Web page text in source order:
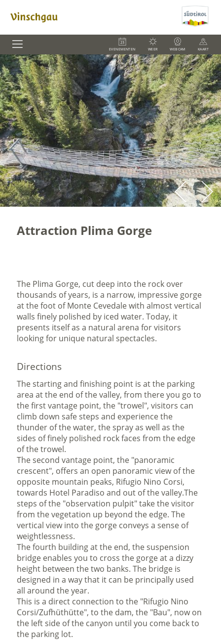
EVENEMENTEN WEER WEBCAM KAART
Attraction Plima Gorge
The Plima Gorge, cut deep into the rock over
thousands of years, is a narrow, impressive gorge
at the foot of Monte Cevedale with almost vertical
walls finely polished by iced water. Today, it
presents itself as a natural arena for visitors
looking for unique natural spectacles.
Directions
The starting and finishing point is at the parking
area at the end of the valley, from there you go to
the first vantage point, the "trowel", visitors can
climb down safe steps and experience the
thunder of the water, the spray as well as the
sides of finely polished rock faces from the edge
of the trowel.
The second vantage point, the "panoramic
crescent", offers an open panoramic view of the
opposite mountain peaks, Rifugio Nino Corsi,
towards Hotel Paradiso and out of the valley.The
steps of the "observation pulpit"take the visitor
from the vegetation up beyond the edge. The
vertical view into the gorge conveys a sense of
weightlessness.
The fourth building at the end, thesuspension
bridge enables you to cross the gorge at a dizzy
height between the two banks. The bridge is
designed in a way that it can be principally used
all around the year.
This is a direct connection to the "Rifugio Nino
Corsi/Zufhüthütte", to the dam, the "Bau", now on
the left side of the canyon until you come back to
the parking lot.